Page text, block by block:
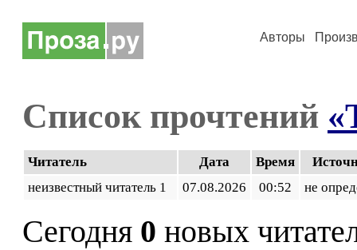
Авторы
Список прочтений
Читатель Дата Время
неизвестный читатель 1
07.08.2026 00:52 не
Сегодня 0 новых